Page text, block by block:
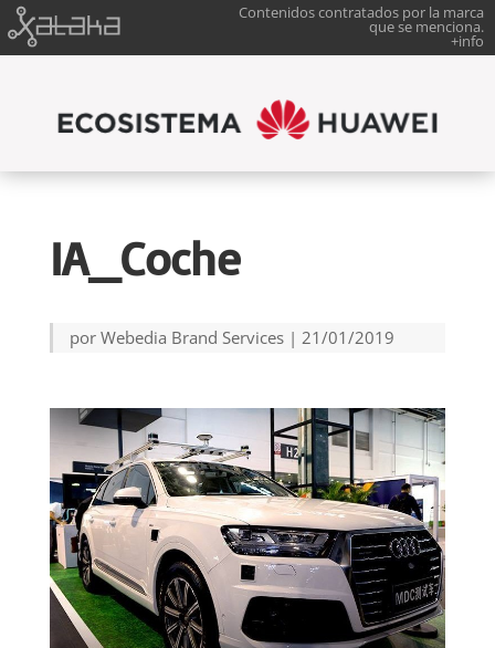
Contenidos contratados por la marca
que se menciona.
+info
IA_Coche
por Webedia Brand Services| 21/01/2019